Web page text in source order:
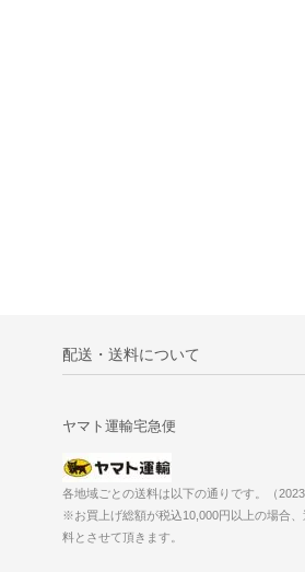
配送・送料について
ヤマト運輸宅急便
各地域ごとの送料は以下の通りです。（2023/
※お買上げ総額が税込10,000円以上の場合、
料とさせて頂きます。